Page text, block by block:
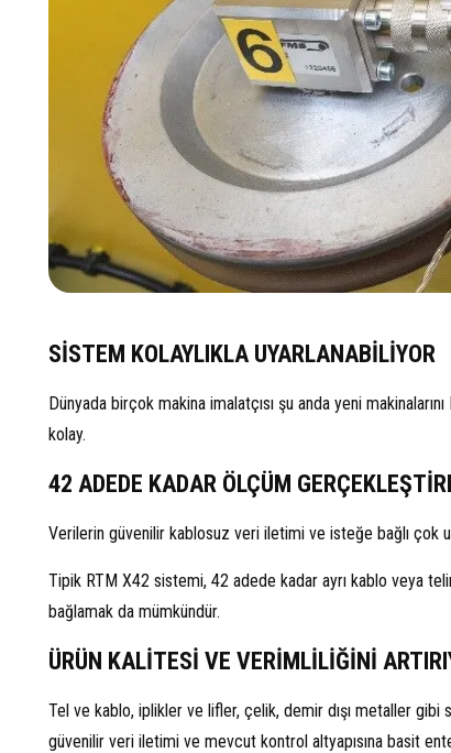
SİSTEM KOLAYLIKLA UYARLANABİLİYOR
Dünyada birçok makina imalatçısı şu anda yeni
kolay.
42 ADEDE KADAR ÖLÇÜM
Verilerin güvenilir kablosuz veri iletimi ve isteğe bağlı çok
Tipik RTM X42 sistemi, 42 adede kadar ayrı kablo veya
bağlamak da mümkündür.
ÜRÜN KALİTESİ VE VERİMLİLİĞİNİ
Tel ve kablo, iplikler ve lifler, çelik, demir dışı metaller gibi
güvenilir veri iletimi ve mevcut kontrol altyapısına basit